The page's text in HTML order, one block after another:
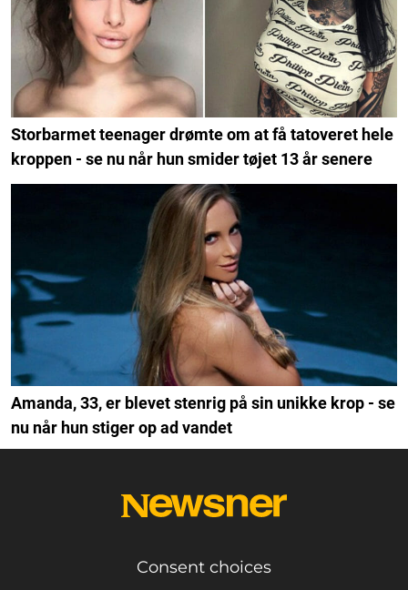
Storbarmet teenager drømte om at få tatoveret hele
kroppen - se nu når hun smider tøjet 13 år senere
Amanda, 33, er blevet stenrig på sin unikke krop - se
nu når hun stiger op ad vandet
Consent choices